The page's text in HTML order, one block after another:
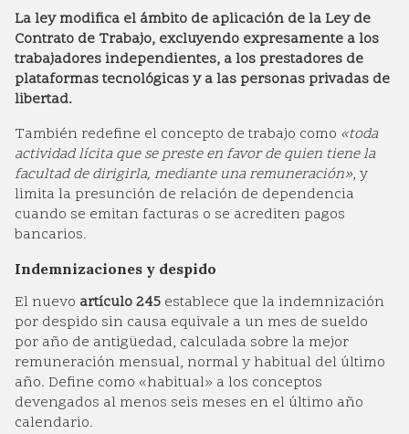
La ley modifica el ámbito de aplicación de la Ley de
Contrato de Trabajo, excluyendo expresamente a los
trabajadores independientes, a los prestadores de
plataformas tecnológicas y a las personas privadas de
libertad.
También redefine el concepto de trabajo como «toda
actividad lícita que se preste en favor de quien tiene la
facultad de dirigirla, mediante una remuneración», y
limita la presunción de relación de dependencia
cuando se emitan facturas o se acrediten pagos
bancarios.
Indemnizaciones y despido
El nuevo artículo 245 establece que la indemnización
por despido sin causa equivale a un mes de sueldo
por año de antigüedad, calculada sobre la mejor
remuneración mensual, normal y habitual del último
año. Define como «habitual» a los conceptos
devengados al menos seis meses en el último año
calendario.